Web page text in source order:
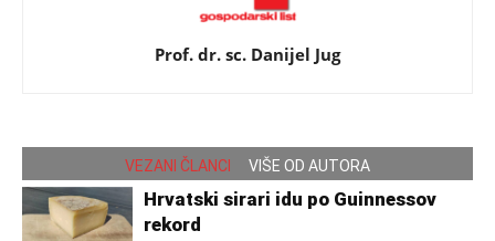
Prof. dr. sc. Danijel Jug
VEZANI ČLANCI VIŠE OD AUTORA
Hrvatski sirari idu po Guinnessov
rekord